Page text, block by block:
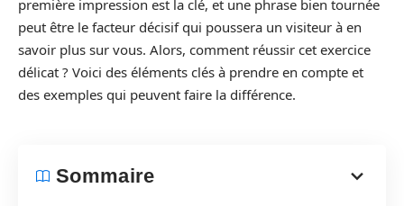
première impression est la clé, et une phrase bien tournée
peut être le facteur décisif qui poussera un visiteur à en
savoir plus sur vous. Alors, comment réussir cet exercice
délicat ? Voici des éléments clés à prendre en compte et
des exemples qui peuvent faire la différence.
Sommaire